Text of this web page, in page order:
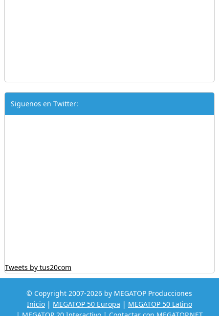
Siguenos en Twitter:
Tweets by tus20com
© Copyright 2007-2026 by MEGATOP Producciones
Inicio| MEGATOP 50 Europa | MEGATOP 50 Latino